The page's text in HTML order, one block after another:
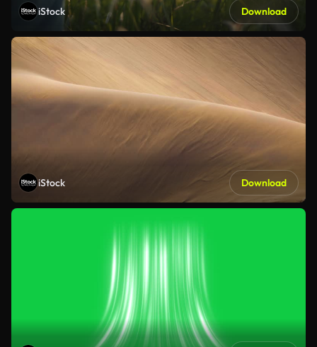
iStock Download
iStock Download